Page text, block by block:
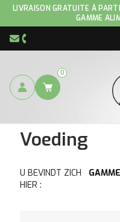
LIVRAISON GRATUITE À
GAMME
info@hnp-horse.be
+32 (0)4 250 12 96
0
Home/Producten/
Voeding
U BEVINDT ZICH
HIER :